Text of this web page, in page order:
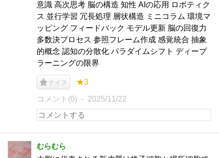
意識 高次思考 脳の構造 知性 AIの応用 ロボティク
ス 並行学習 冗長処理 層状構造 ミニコラム 環境マ
ッピング フィードバック モデル更新 脳の回復力
多数決プロセス 参照フレーム作成 感覚統合 抽象
的概念 認知の分散化 パラダイムシフト ディープ
ラーニングの限界
ナイス ★3
コメント(0) 2025/11/22
むらむら